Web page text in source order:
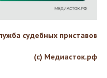
судебных приставов
(с) Медиасток.рф